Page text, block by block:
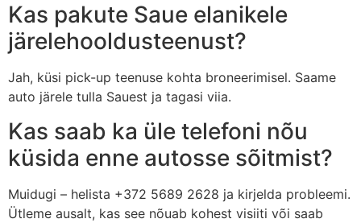
Kas pakute Saue elanikele
järelehooldusteenust?
Jah, küsi pick-up teenuse kohta broneerimisel. Saame
auto järele tulla Sauest ja tagasi viia.
Kas saab ka üle telefoni nõu
küsida enne autosse sõitmist?
Muidugi – helista +372 5689 2628 ja kirjelda probleemi.
Ütleme ausalt, kas see nõuab kohest visiiti või saab